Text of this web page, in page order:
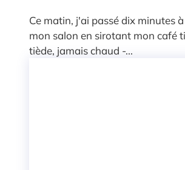
Ce matin, j'ai passé dix minutes
mon salon en sirotant mon café
tiède, jamais chaud -...